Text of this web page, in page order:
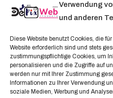
Verwendung
und anderen
Diese Website benutzt Cookies, die
Website erforderlich sind und stets
zustimmungspflichtige Cookies, um
personalisieren und die Zugriffe auf
werden nur mit Ihrer Zustimmung
Informationen zu Ihrer Verwendung
soziale Medien, Werbung und
Kontakt
Address:
Windthorststraße 20
48153 Münster,
WhatsApp:
+4917664335685